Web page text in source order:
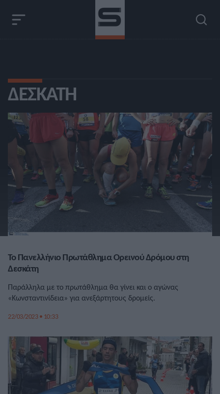
ΔΕΣΚΆΤΗ
Το Πανελλήνιο Πρωτάθλημα Ορεινού Δρόμου στη
Δεσκάτη
Παράλληλα με το πρωτάθλημα θα γίνει και ο αγώνας
«Κωνσταντινίδεια» για ανεξάρτητους δρομείς.
22/03/2023 • 10:33